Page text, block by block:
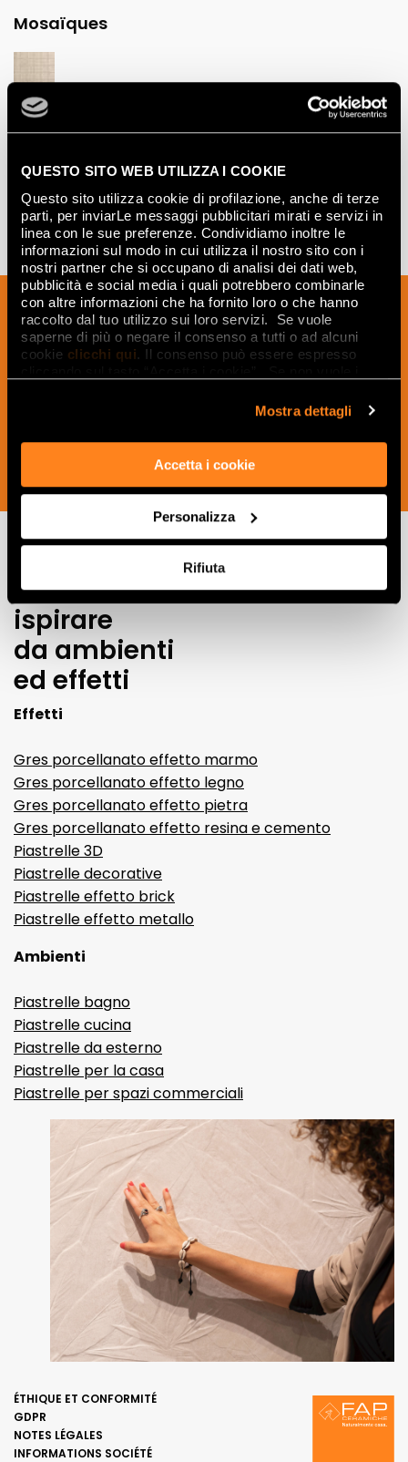
QUESTO SITO WEB UTILIZZA I COOKIE
Questo sito utilizza cookie di profilazione, anche di terze
parti, per inviarLe messaggi pubblicitari mirati e servizi in
linea con le sue preferenze. Condividiamo inoltre le
informazioni sul modo in cui utilizza il nostro sito con i
nostri partner che si occupano di analisi dei dati web,
pubblicità e social media i quali potrebbero combinarle
con altre informazioni che ha fornito loro o che hanno
raccolto dal tuo utilizzo sui loro servizi. Se vuole
saperne di più o negare il consenso a tutti o ad alcuni
cookie clicchi qui. Il consenso può essere espresso
Mostra dettagli
Accetta i cookie
Personalizza
Rifiuta
Mosaïques
BEIGE RUST
MACROMOSAICO
30x30
Inscrivez-vous à notre newsletter pour
recevoir les nouveautés, les mises à jour
et les idées créatives relatives au
monde des céramiques et du design
SOUSCRIVEZ MAINTENANT
Lasciati
ispirare
da ambienti
ed effetti
Effetti
Gres porcellanato effetto marmo
Gres porcellanato effetto legno
Gres porcellanato effetto pietra
Gres porcellanato effetto resina e cemento
Piastrelle 3D
Piastrelle decorative
Piastrelle effetto brick
Piastrelle effetto metallo
Ambienti
Piastrelle bagno
Piastrelle cucina
Piastrelle da esterno
Piastrelle per la casa
Piastrelle per spazi commerciali
ÉTHIQUE ET CONFORMITÉ
GDPR
NOTES LÉGALES
INFORMATIONS SOCIÉTÉ